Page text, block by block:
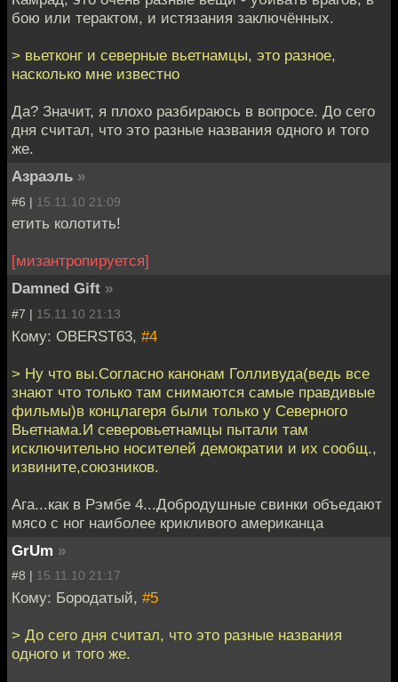
бою или терактом, и истязания заключённых.
> вьетконг и северные вьетнамцы, это разное,
насколько мне известно
Да? Значит, я плохо разбираюсь в вопросе. До сего
дня считал, что это разные названия одного и того
же.
Азраэль »
#6 | 15.11.10 21:09
етить колотить!
[мизантропируется]
Damned Gift »
#7 | 15.11.10 21:13
Кому: OBERST63, #4
> Ну что вы.Согласно канонам Голливуда(ведь все
знают что только там снимаются самые правдивые
фильмы)в концлагеря были только у Северного
Вьетнама.И северовьетнамцы пытали там
исключительно носителей демократии и их сообщ.,
извините,союзников.
Ага...как в Рэмбе 4...Добродушные свинки объедают
мясо с ног наиболее крикливого американца
GrUm »
#8 | 15.11.10 21:17
Кому: Бородатый, #5
> До сего дня считал, что это разные названия
одного и того же.